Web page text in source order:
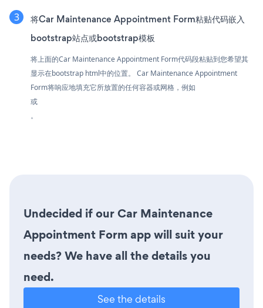
将Car Maintenance Appointment Form粘贴代码嵌入
bootstrap站点或bootstrap模板
将上面的Car Maintenance Appointment Form代码段粘贴到您希望其
显示在bootstrap html中的位置。 Car Maintenance Appointment
Form将响应地填充它所放置的任何容器或网格，例如
或
。
Undecided if our Car Maintenance
Appointment Form app will suit your
needs? We have all the details you
need.
See the details